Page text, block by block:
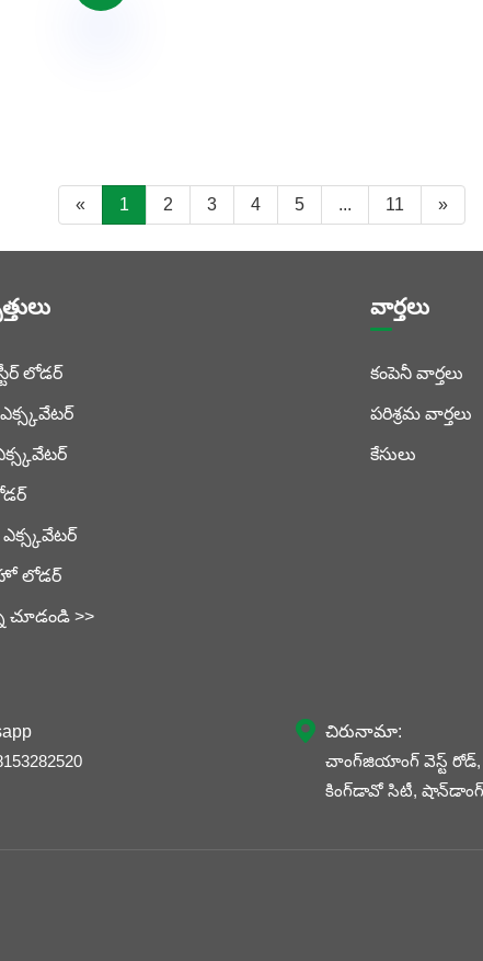
« 1 2 3 4 5 ... 11 »
లోడర్
ఎక్స్కవేటర్
లోడర్
చూడండి >>
వార్తలు
కంపెనీ వార్తలు
పరిశ్రమ వార్తలు
కేసులు
 చిరునామా:
చాంగ్‌జియాంగ్ వెస్ట్
కింగ్‌డావో సిటీ, షాన్‌డాంగ్